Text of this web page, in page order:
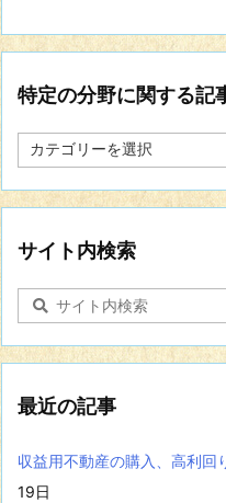
特定の分野に関する記
定
分
に
関
す
記
事
を
示
サイト内検索
最近の記事
収益用不動産の購入、高利回
19日